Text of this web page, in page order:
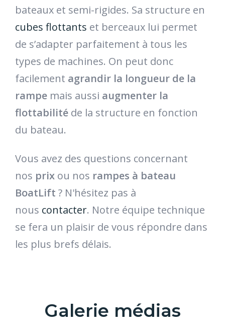
bateaux et semi-rigides. Sa structure en
cubes flottants et berceaux lui permet
de s’adapter parfaitement à tous les
types de machines. On peut donc
facilement agrandir la longueur de la
rampe mais aussi augmenter la
flottabilité de la structure en fonction
du bateau.
Vous avez des questions concernant
nos prix ou nos rampes à bateau
BoatLift ? N'hésitez pas à
nous contacter. Notre équipe technique
se fera un plaisir de vous répondre dans
les plus brefs délais.
Galerie médias